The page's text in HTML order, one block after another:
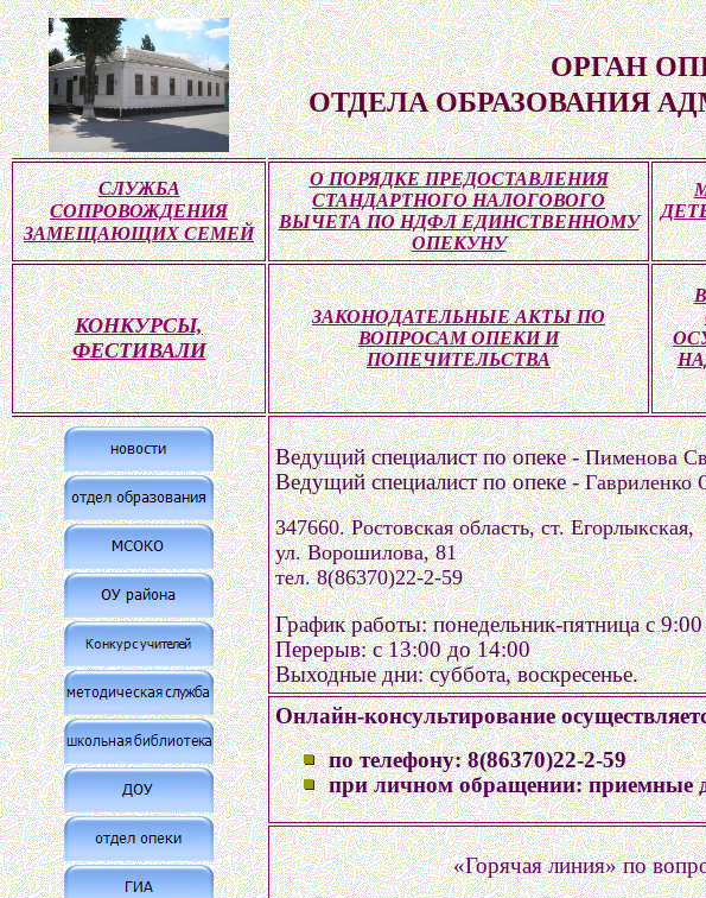
ОРГАН
ОТДЕЛА ОБРАЗОВАНИЯ
СЛУЖБА
СОПРОВОЖДЕНИЯ
ЗАМЕЩАЮЩИХ СЕМЕЙ
О ПОРЯДКЕ ПРЕДОСТАВЛЕНИЯ
СТАНДАРТНОГО НАЛОГОВОГО
ВЫЧЕТА ПО НДФЛ ЕДИНСТВЕННОМУ
ОПЕКУНУ
КОНКУРСЫ,
ФЕСТИВАЛИ
ЗАКОНОДАТЕЛЬНЫЕ АКТЫ ПО
ВОПРОСАМ ОПЕКИ И
ПОПЕЧИТЕЛЬСТВА
Ведущий специалист по опеке -Пименова
Ведущий специалист по опеке -Гавриленко
347660. Ростовская область, ст. Егорлыкская,
ул. Ворошилова, 81
тел. 8(86370)22-2-59
График работы: понедельник-пятница с
Перерыв: с 13:00 до 14:00
Выходные дни: суббота, воскресенье.
Онлайн-консультирование
по телефону: 8(86370)22-2-59
при личном обращении: приемные
«Горячая линия» по